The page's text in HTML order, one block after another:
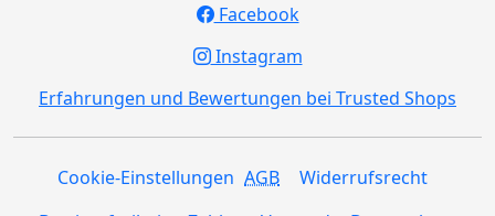
Facebook
Instagram
Erfahrungen und Bewertungen bei Trusted Shops
Cookie-Einstellungen AGB
Widerrufsrecht